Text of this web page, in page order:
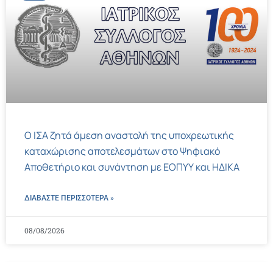
Ο ΙΣΑ ζητά άμεση αναστολή της υποχρεωτικής
καταχώρισης αποτελεσμάτων στο Ψηφιακό
Αποθετήριο και συνάντηση με ΕΟΠΥΥ και ΗΔΙΚΑ
ΔΙΑΒΑΣΤΕ ΠΕΡΙΣΣΌΤΕΡΑ »
08/08/2026